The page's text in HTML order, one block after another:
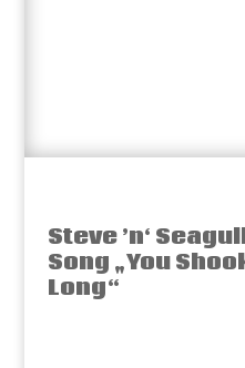
Steve ’n‘
Song „You
Long“